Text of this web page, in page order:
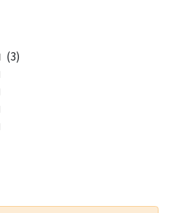
(3)